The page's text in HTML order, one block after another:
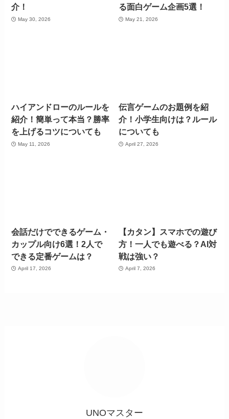
介！
May 30, 2026
る面白ゲーム企画5選！
May 21, 2026
ハイアンドローのルールを
紹介！簡単って本当？勝率
を上げるコツについても
May 11, 2026
伝言ゲームのお題例を紹
介！小学生向けは？ルール
についても
April 27, 2026
会話だけでできるゲーム・
カップル向け6選！2人で
できる定番ゲームは？
April 17, 2026
【カタン】スマホでの遊び
方！一人でも遊べる？AI対
戦は強い？
April 7, 2026
UNOマスター